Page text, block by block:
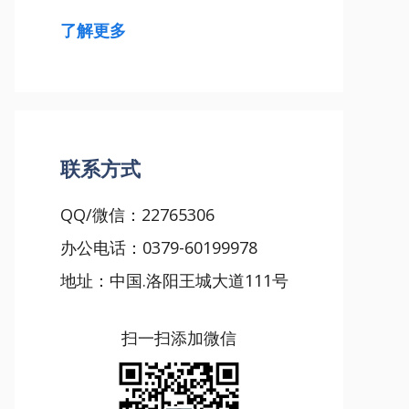
了解更多
联系方式
QQ/微信：22765306
办公电话：0379-60199978
地址：中国.洛阳王城大道111号
扫一扫添加微信